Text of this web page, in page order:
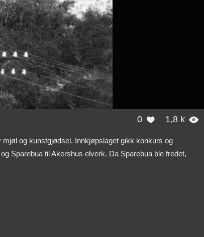
0  1,8 k 
mjøl og kunstgjødsel. Innkjøpslaget gikk konkurs og
Sparebua til Akershus elverk. Da Sparebua ble fredet,